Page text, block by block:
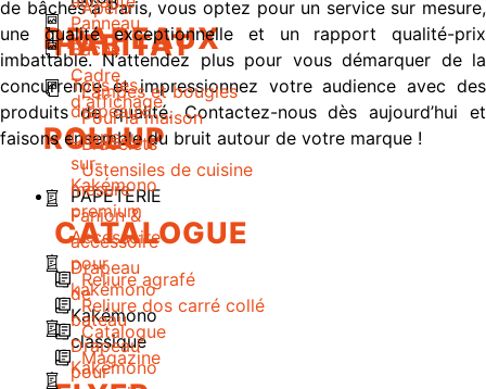
Panneau
Bâche
Cadre
d'affichage
ROLLUP
Kakémono
premium
Accessoire
pour
kakémono
Kakémono
classique
Kakémono
DRAPEAUX
Tous les
drapeaux
Drapeau
sur-
mesure
Fanion &
accessoire
Drapeau
de
bateau
Drapeau
pour
Apero
HABITAT
Lampes et bougies
Pour la maison
Bracelets
Ustensiles de cuisine
PAPETERIE
CATALOGUE
Reliure agrafé
Reliure dos carré collé
Catalogue
Magazine
de bâches à Paris, vous optez pour un service sur mesure,
une qualité exceptionnelle et un rapport qualité-prix
imbattable. N’attendez plus pour vous démarquer de la
concurrence et impressionnez votre audience avec des
produits de qualité. Contactez-nous dès aujourd’hui et
faisons ensemble du bruit autour de votre marque !